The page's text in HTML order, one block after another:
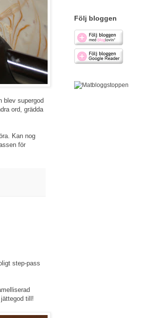
blev supergod
ord, grädda
Kan nog
för
step-pass
till!
Följ bloggen